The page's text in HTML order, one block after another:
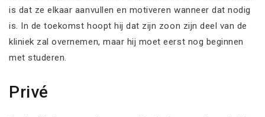
is dat ze elkaar aanvullen en motiveren wanneer dat nodig
is. In de toekomst hoopt hij dat zijn zoon zijn deel van de
kliniek zal overnemen, maar hij moet eerst nog beginnen
met studeren.
Privé